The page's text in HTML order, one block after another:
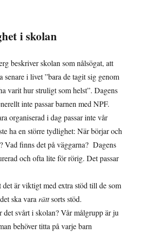
i skolan
beskriver skolan som nålsögat, att
senare i livet ”bara de tagit sig genom
varit hur struligt som helst”. Dagens
inte passar barnen med NPF.
organiserad i dag passar inte vår
ha en större tydlighet: När börjar och
Vad finns det på väggarna? Dagens
och ofta lite för rörig. Det passar
det är viktigt med extra stöd till de som
ska vara rättsorts stöd.
det svårt i skolan? Vår målgrupp är ju
behöver titta på varje barn